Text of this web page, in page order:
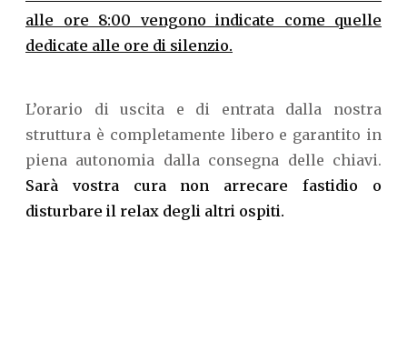
alle ore 8:00 vengono indicate come quelle
dedicate alle ore di silenzio.
L’orario di uscita e di entrata dalla nostra
struttura è completamente libero e garantito in
piena autonomia dalla consegna delle chiavi.
Sarà vostra cura non arrecare fastidio o
disturbare il relax degli altri ospiti.